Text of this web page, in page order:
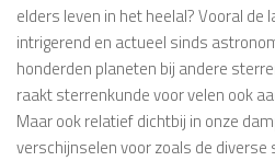
elders leven in het heelal? Vooral de
intrigerend en actueel sinds
honderden planeten bij andere
raakt sterrenkunde voor velen ook
Maar ook relatief dichtbij in onze
verschijnselen voor zoals de diverse